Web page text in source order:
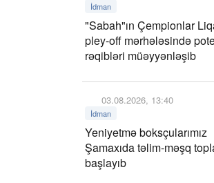
İdman
"Sabah"ın Çempionlar
pley-off mərhələsində
rəqibləri müəyyənləşib
03.08.2026, 13:40
İdman
Yeniyetmə boksçularımız
Şamaxıda təlim-məşq
başlayıb